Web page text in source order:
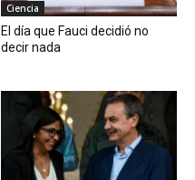
Ciencia
El día que Fauci decidió no
decir nada